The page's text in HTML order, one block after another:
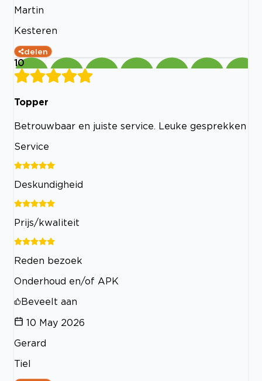
Martin
Kesteren
delen
10
Topper
Betrouwbaar en juiste service. Leuke gesprekken
Service
Deskundigheid
Prijs/kwaliteit
Reden bezoek
Onderhoud en/of APK
Beveelt aan
10 May 2026
Gerard
Tiel